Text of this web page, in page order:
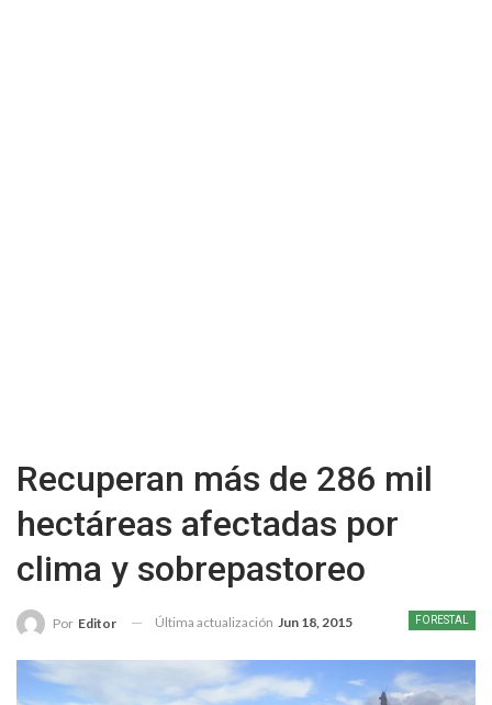
Recuperan más de 286 mil
hectáreas afectadas por
clima y sobrepastoreo
FORESTAL
Por Editor Última actualización Jun 18, 2015